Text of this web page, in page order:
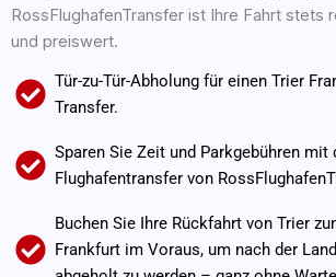
RossFlughafenTransfer ist Ihre Fahrt stets
und preiswert.
Tür-zu-Tür-Abholung für einen Trier
Transfer.
Sparen Sie Zeit und Parkgebühren mit
Flughafentransfer von
Buchen Sie Ihre Rückfahrt von Trier
Frankfurt im Voraus, um nach der